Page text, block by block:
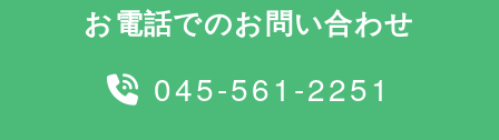
お電話でのお問い合わせ
045-561-2251